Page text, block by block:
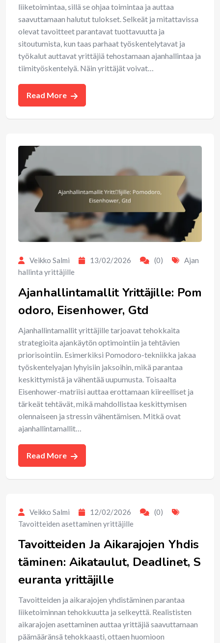
liiketoimintaa, sillä se ohjaa toimintaa ja auttaa
saavuttamaan halutut tulokset. Selkeät ja mitattavissa
olevat tavoitteet parantavat tuottavuutta ja
sitoutumista, kun taas parhaat työskentelytavat ja
työkalut auttavat yrittäjiä tehostamaan ajanhallintaa ja
tiimityöskentelyä. Näin yrittäjät voivat…
Read More
Veikko Salmi 13/02/2026 (0)
Ajan
hallinta yrittäjille
Ajanhallintamallit Yrittäjille: Pom
odoro, Eisenhower, Gtd
Ajanhallintamallit yrittäjille tarjoavat tehokkaita
strategioita ajankäytön optimointiin ja tehtävien
priorisointiin. Esimerkiksi Pomodoro-tekniikka jakaa
työskentelyajan lyhyisiin jaksoihin, mikä parantaa
keskittymistä ja vähentää uupumusta. Toisaalta
Eisenhower-matriisi auttaa erottamaan kiireelliset ja
tärkeät tehtävät, mikä mahdollistaa keskittymisen
olennaiseen ja stressin vähentämisen. Mitkä ovat
ajanhallintamallit…
Read More
Veikko Salmi 12/02/2026
(0)
Tavoitteiden asettaminen yrittäjille
Tavoitteiden Ja Aikarajojen Yhdis
täminen: Aikataulut, Deadlinet, S
euranta yrittäjille
Tavoitteiden ja aikarajojen yhdistäminen parantaa
liiketoiminnan tehokkuutta ja selkeyttä. Realististen
aikarajojen asettaminen auttaa yrittäjiä saavuttamaan
päämääränsä tehokkaasti, ottaen huomioon